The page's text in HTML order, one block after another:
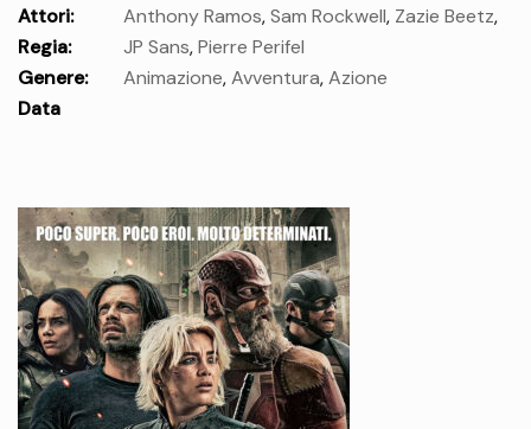
Attori: Anthony Ramos,Sam Rockwell, Zazie Beetz,
Craig Robinson ,Alex Borstein,Marc Maron
Ayoade, Lilly Singh,Awkwafina
Regia: JP Sans,Pierre Perifel
Genere:
Animazione,Avventura,Azione
Data